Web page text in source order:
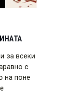
за всеки
с
на поне